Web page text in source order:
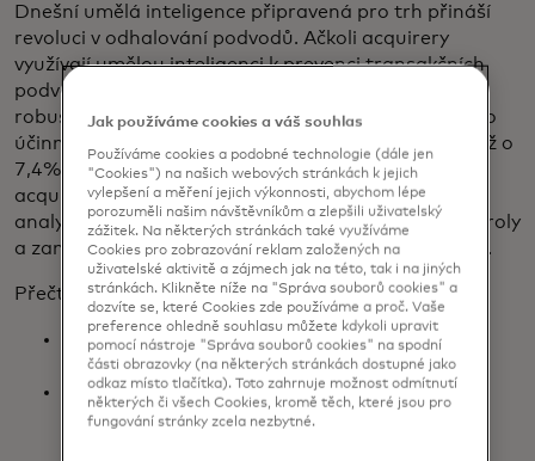
Dnešní umělá inteligence připravená pro trh přináší
revoluci v odhalování podvodů. Ačkoli acquirery
využívají umělou inteligenci k prevenci transakčních
podvodů, stále je co zlepšovat. Modely vyškolené na
robustních globálních souborech dat se ukázaly jako
účinnější - 2-3x vyšší detekce podvodů a schválení až o
7,4% oproti stávajícím obranným opatřením
acquirerů. Modely obchodních rizik umožňují
analytikům podvodů výrazně omezit manuální kontroly
a zaměřit se na vyšetřování nejrizikovějších případů.
Přečtěte si elektronickou knihu:
Pochopení skrytých nákladů podvodů na vaši
firmu
Seznamte se s novými modely společnosti
Brighterion AI připravenými pro trh, které byly
Jak používáme cookies a váš souhlas
Používáme cookies a podobné technologie (dále jen
"Cookies") na našich webových stránkách k jejich
vylepšení a měření jejich výkonnosti, abychom lépe
porozuměli našim návštěvníkům a zlepšili uživatelský
zážitek. Na některých stránkách také využíváme
Cookies pro zobrazování reklam založených na
uživatelské aktivitě a zájmech jak na této, tak i na jiných
stránkách. Klikněte níže na "Správa souborů cookies" a
dozvíte se, které Cookies zde používáme a proč. Vaše
preference ohledně souhlasu můžete kdykoli upravit
pomocí nástroje "Správa souborů cookies" na spodní
části obrazovky (na některých stránkách dostupné jako
odkaz místo tlačítka). Toto zahrnuje možnost odmítnutí
některých či všech Cookies, kromě těch, které jsou pro
fungování stránky zcela nezbytné.